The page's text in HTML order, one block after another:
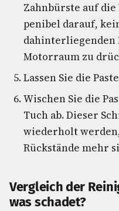
Zahnbürste auf
penibel darauf,
dahinterliegenden
Motorraum zu
Lassen Sie die
Wischen Sie die
Tuch ab. Dieser
wiederholt
Rückstände mehr
Vergleich der
was schadet?